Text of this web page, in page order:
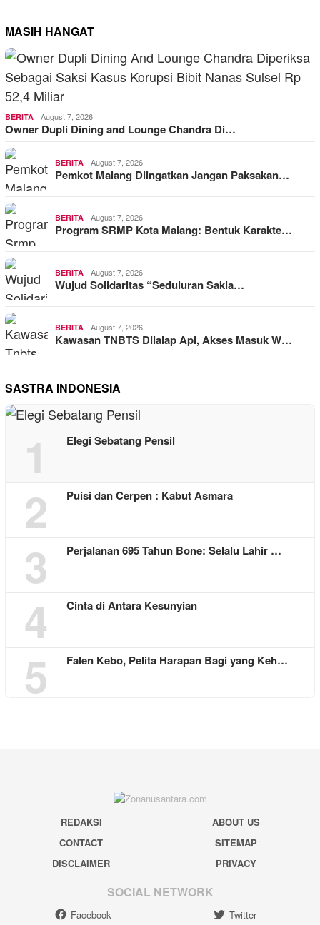
MASIH HANGAT
BERITA August 7, 2026
Owner Dupli Dining and Lounge Chandra Di…
BERITA August 7, 2026
Pemkot Malang Diingatkan Jangan Paksakan…
BERITA August 7, 2026
Program SRMP Kota Malang: Bentuk Karakte…
BERITA August 7, 2026
Wujud Solidaritas “Seduluran Sakla…
BERITA August 7, 2026
Kawasan TNBTS Dilalap Api, Akses Masuk W…
SASTRA INDONESIA
1 Elegi Sebatang Pensil
2 Puisi dan Cerpen : Kabut Asmara
3 Perjalanan 695 Tahun Bone: Selalu Lahir …
4 Cinta di Antara Kesunyian
5 Falen Kebo, Pelita Harapan Bagi yang Keh…
REDAKSI
ABOUT US
CONTACT
SITEMAP
DISCLAIMER
PRIVACY
SOCIAL NETWORK
Facebook
Twitter